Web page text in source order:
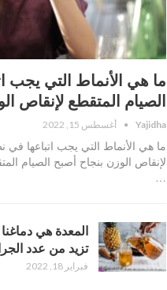
ما هي الأنماط التي يجب
الصيام المتقطع لإنقاص
Yajidha أغسطس 15, 2022
ما هي الأنماط التي يجب اتباعها في
لإنقاص الوزن بنجاح أصبح الصيام
…
المعدة هي دماغنا
تزيد من عدد
فبراير 18, 2022